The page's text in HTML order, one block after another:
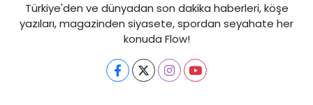
Türkiye'den ve dünyadan son dakika haberleri, köşe
yazıları, magazinden siyasete, spordan seyahate her
konuda Flow!